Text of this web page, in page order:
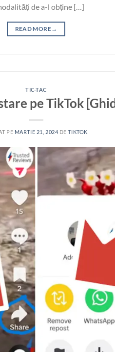
de a-l obține […]
READ MORE→
TIC-TAC
pe TikTok
PE MARTIE 21, 2024 DETIKTOK